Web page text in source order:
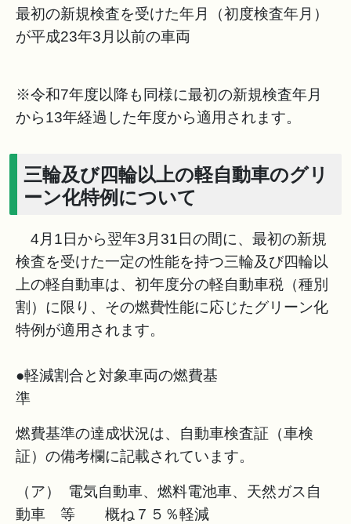
最初の新規検査を受けた年月（初度検査年月）
が平成23年3月以前の車両
※令和7年度以降も同様に最初の新規検査年月
から13年経過した年度から適用されます。
三輪及び四輪以上の軽自動車のグリ
ーン化特例について
4月1日から翌年3月31日の間に、最初の新規
検査を受けた一定の性能を持つ三輪及び四輪以
上の軽自動車は、初年度分の軽自動車税（種別
割）に限り、その燃費性能に応じたグリーン化
特例が適用されます。
●軽減割合と対象車両の燃費基
準
燃費基準の達成状況は、自動車検査証（車検
証）の備考欄に記載されています。
（ア） 電気自動車、燃料電池車、天然ガス自
動車 等 概ね７５％軽減